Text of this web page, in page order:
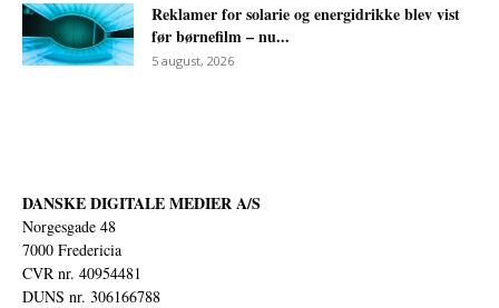
Reklamer for solarie og energidrikke blev vist
før børnefilm – nu...
5 august, 2026
DANSKE DIGITALE MEDIER A/S
Norgesgade 48
7000 Fredericia
CVR nr. 40954481
DUNS nr. 306166788